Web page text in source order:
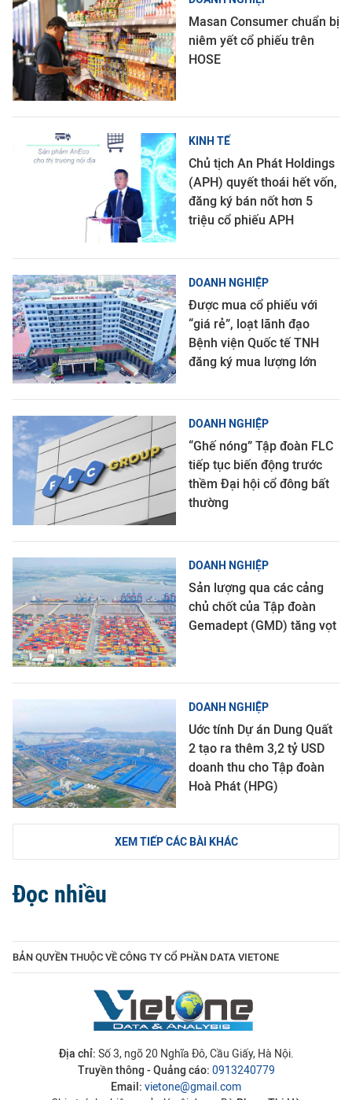
Masan Consumer chuẩn bị
niêm yết cổ phiếu trên
HOSE
KINH TẾ
Chủ tịch An Phát Holdings
(APH) quyết thoái hết vốn,
đăng ký bán nốt hơn 5
triệu cổ phiếu APH
DOANH NGHIỆP
Được mua cổ phiếu với
“giá rẻ”, loạt lãnh đạo
Bệnh viện Quốc tế TNH
đăng ký mua lượng lớn
DOANH NGHIỆP
“Ghế nóng” Tập đoàn FLC
tiếp tục biến động trước
thềm Đại hội cổ đông bất
thường
DOANH NGHIỆP
Sản lượng qua các cảng
chủ chốt của Tập đoàn
Gemadept (GMD) tăng vọt
DOANH NGHIỆP
Uớc tính Dự án Dung Quất
2 tạo ra thêm 3,2 tỷ USD
doanh thu cho Tập đoàn
Hoà Phát (HPG)
XEM TIẾP CÁC BÀI KHÁC
Đọc nhiều
BẢN QUYỀN THUỘC VỀ CÔNG TY CỔ PHẦN DATA VIETONE
Địa chỉ: Số 3, ngõ 20 Nghĩa Đô, Cầu Giấy, Hà Nội.
Truyền thông - Quảng cáo: 0913240779
Email: vietone@gmail.com